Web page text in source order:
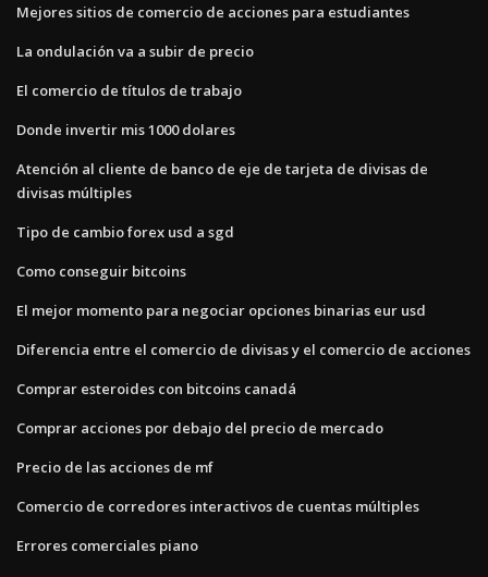
Mejores sitios de comercio de acciones para estudiantes
La ondulación va a subir de precio
El comercio de títulos de trabajo
Donde invertir mis 1000 dolares
Atención al cliente de banco de eje de tarjeta de divisas de
divisas múltiples
Tipo de cambio forex usd a sgd
Como conseguir bitcoins
El mejor momento para negociar opciones binarias eur usd
Diferencia entre el comercio de divisas y el comercio de acciones
Comprar esteroides con bitcoins canadá
Comprar acciones por debajo del precio de mercado
Precio de las acciones de mf
Comercio de corredores interactivos de cuentas múltiples
Errores comerciales piano